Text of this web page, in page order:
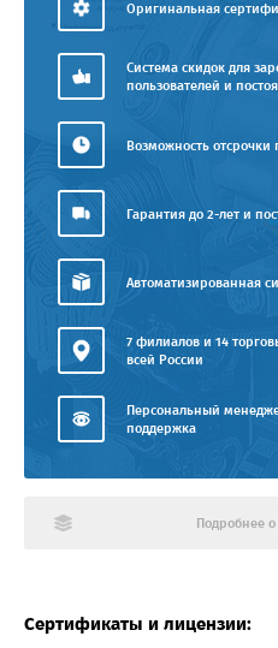
Оригинальная
Система скидок для
пользователей и
Возможность отсрочки
Гарантия до 2-лет и
Автоматизированная
7 филиалов и 14
всей России
Персональный
поддержка
Подробнее
Сертификаты и лицензии: